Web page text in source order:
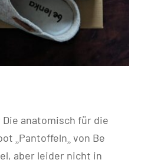
Die anatomisch für die
¸¸Pantoffeln¸¸ von Be
aber leider nicht in